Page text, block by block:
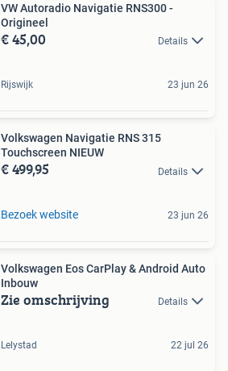
VW Autoradio Navigatie RNS300 -
Origineel
€ 45,00 Details
Rijswijk 23 jun 26
Volkswagen Navigatie RNS 315
Touchscreen NIEUW
€ 499,95 Details
Bezoek website 23 jun 26
Volkswagen Eos CarPlay & Android Auto
Inbouw
Zie omschrijving Details
Lelystad 22 jul 26